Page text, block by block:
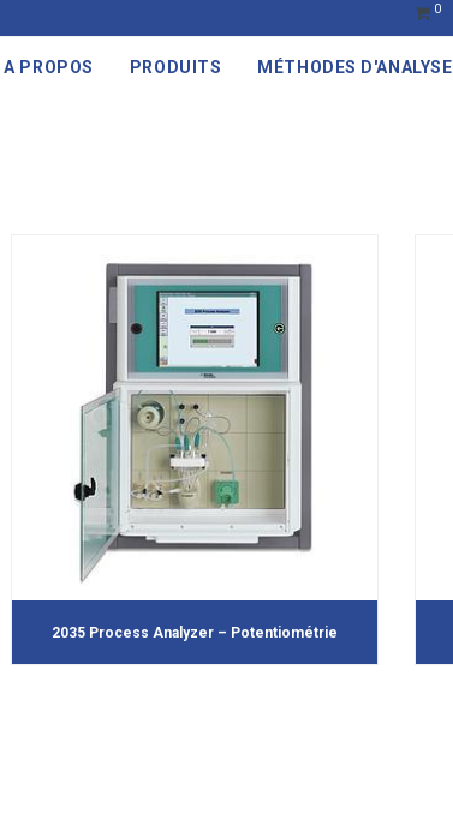
0
A PROPOS PRODUITS MÉTHODES D'ANALYSE
2035 Process Analyzer – Potentiométrie